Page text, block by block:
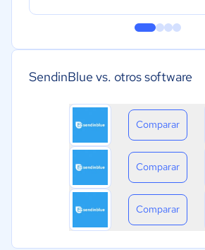
SendinBlue vs. otros software
Comparar
Comparar
Comparar